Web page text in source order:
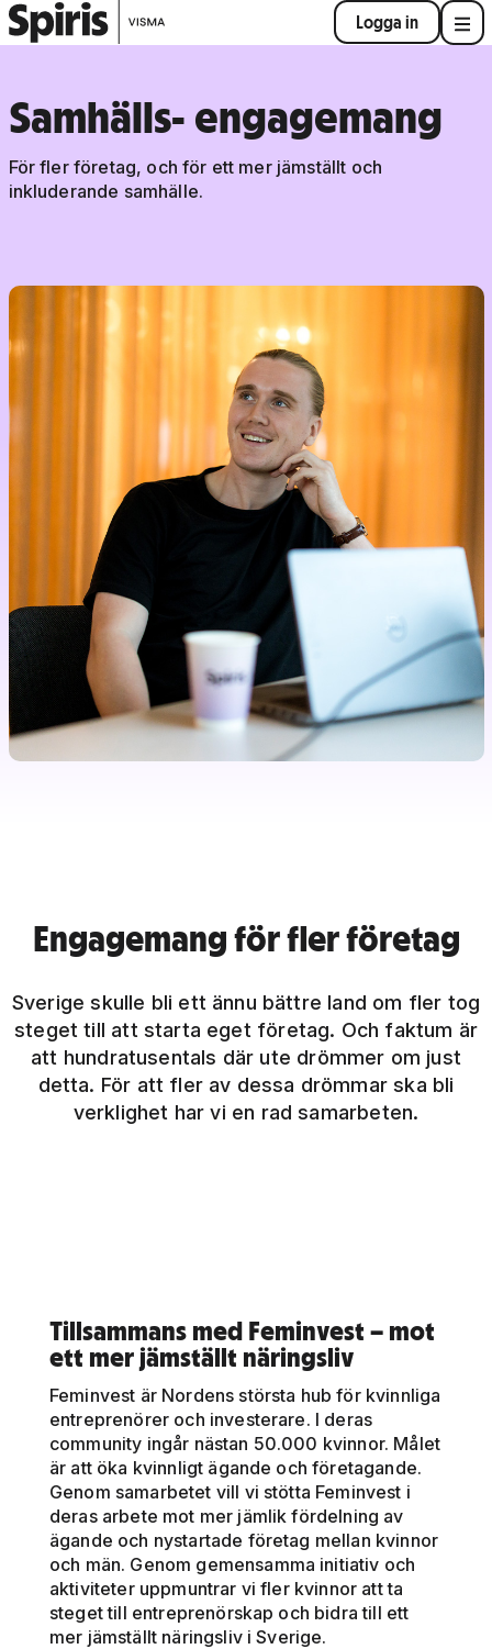
Logga in
Samhälls- engagemang
För fler företag, och för ett mer jämställt och
inkluderande samhälle.
Engagemang för fler företag
Sverige skulle bli ett ännu bättre land om fler tog
steget till att starta eget företag. Och faktum är
att hundratusentals där ute drömmer om just
detta. För att fler av dessa drömmar ska bli
verklighet har vi en rad samarbeten.
Tillsammans med Feminvest – mot
ett mer jämställt näringsliv
Feminvest är Nordens största hub för kvinnliga
entreprenörer och investerare. I deras
community ingår nästan 50.000 kvinnor. Målet
är att öka kvinnligt ägande och företagande.
Genom samarbetet vill vi stötta Feminvest i
deras arbete mot mer jämlik fördelning av
ägande och nystartade företag mellan kvinnor
och män. Genom gemensamma initiativ och
aktiviteter uppmuntrar vi fler kvinnor att ta
steget till entreprenörskap och bidra till ett
mer jämställt näringsliv i Sverige.